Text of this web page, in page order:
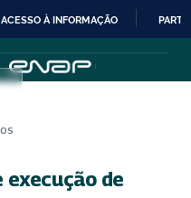
ACESSO À INFORMAÇÃO
execução de